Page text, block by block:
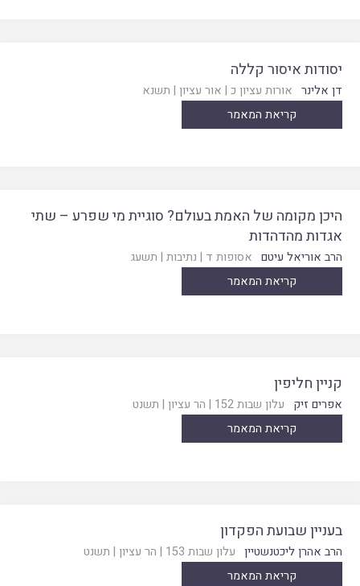
יסודות איסור קללה
דן אלינר אורות עציון כ | אור עציון | תשנא
קריאת המאמר
היכן מקומה של האמת בעולם? סוגיית מי שפרע – שתי
אגדות מהדהדות
הרב אוריאל עיטם אסופות ד | נתיבות | תשעג
קריאת המאמר
קניין חליפין
אפרים זיק עלון שבות 152 | הר עציון | תשנט
קריאת המאמר
בעניין שבועת הפקדון
הרב אהרן ליכטנשטיין עלון שבות 153 | הר עציון | תשנט
קריאת המאמר